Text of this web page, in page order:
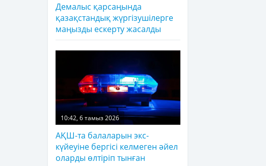
Демалыс қарсаңында
қазақстандық жүргізушілерге
маңызды ескерту жасалды
10:42, 6 тамыз 2026
АҚШ-та балаларын экс-
күйеуіне бергісі келмеген әйел
оларды өлтіріп тынған